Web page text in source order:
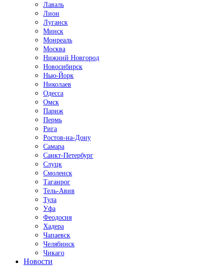
Лаваль
Лион
Луганск
Минск
Монреаль
Москва
Нижний Новгород
Новосибирск
Нью-Йорк
Николаев
Одесса
Омск
Париж
Пермь
Рига
Ростов-на-Дону
Самара
Санкт-Петербург
Слуцк
Смоленск
Таганрог
Тель-Авив
Тула
Уфа
Феодосия
Хадера
Чапаевск
Челябинск
Чикаго
Новости